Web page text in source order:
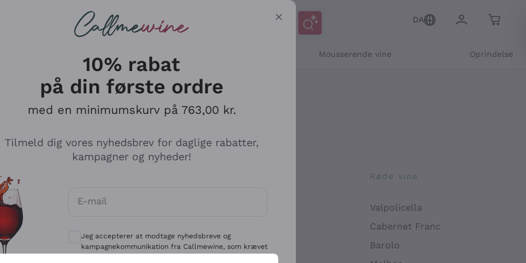
DA
Mousserende vine Oprindelse
Antinori
Ca' del Bosco
Gavi
Røde vine
Valpolicella
Cabernet Franc
Barolo
10% rabat
på din første ordre
med en minimumskurv på 763,00 kr.
Tilmeld dig vores nyhedsbrev for daglige rabatter,
kampagner og nyheder!
E-mail
Valgfrie samtykker for at modtage kommunikation og personlige tilbud
Jeg accepterer at modtage nyhedsbreve og
kampagnekommunikation fra Callmewine, som krævet